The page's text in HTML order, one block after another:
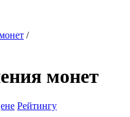
/
монет
Рейтингу